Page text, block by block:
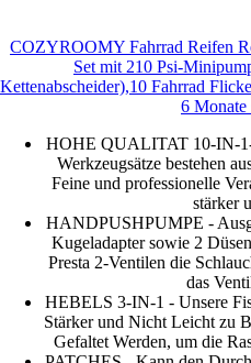
COZYROOMY Fahrrad Reifen
Set mit 210 Psi-
Kettenabscheider),10 Fahrrad
6 Monate
HOHE QUALITAT 10-IN-
Werkzeugsätze bestehen
Feine und professionelle
stärker
HANDPUSHPUMPE -
Kugeladapter sowie 2
Presta 2-Ventilen die
das
HEBELS 3-IN-1 - Unsere
Stärker und Nicht Leicht zu
Gefaltet Werden, um die